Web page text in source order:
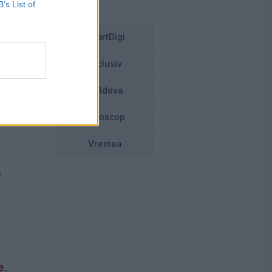
List of
,
SmartDigi
Exclusiv
Moldova
Horoscop
Vremea